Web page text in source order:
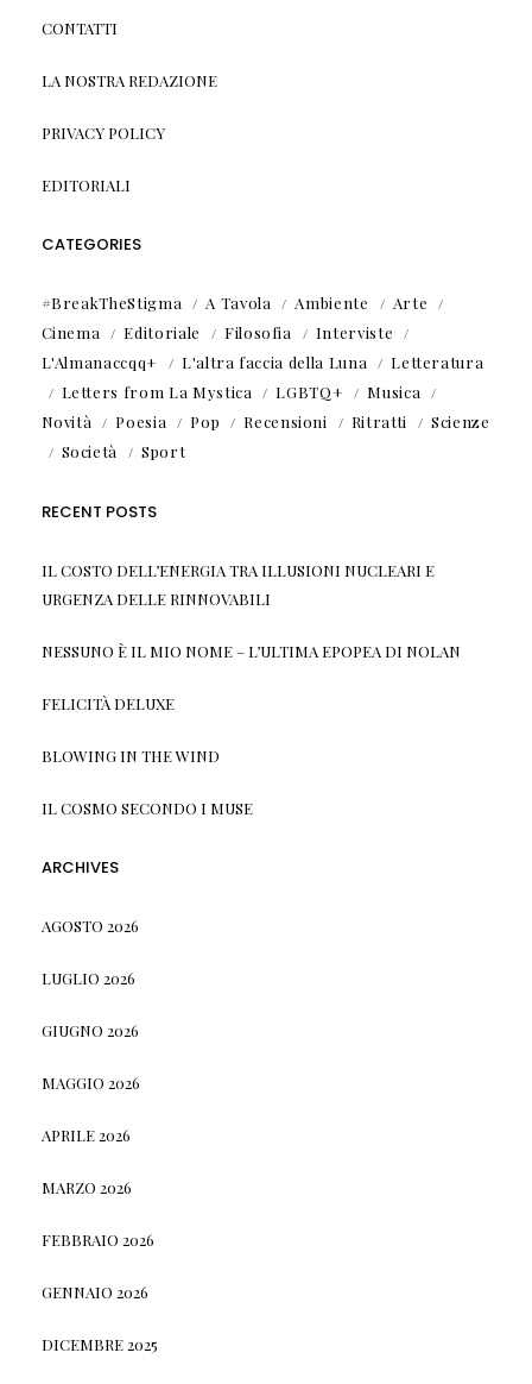
CONTATTI
LA NOSTRA REDAZIONE
PRIVACY POLICY
EDITORIALI
CATEGORIES
#BreakTheStigma A Tavola Ambiente
Arte
Cinema
Editoriale Filosofia
Interviste
L'Almanaccqq+
L'altra faccia della Luna
Letteratura
Letters from La Mystica
LGBTQ+
Musica
Novità
Poesia Pop Recensioni Ritratti
Scienze
Società
Sport
RECENT POSTS
IL COSTO DELL’ENERGIA TRA ILLUSIONI NUCLEARI E
URGENZA DELLE RINNOVABILI
NESSUNO È IL MIO NOME – L’ULTIMA EPOPEA DI NOLAN
FELICITÀ DELUXE
BLOWING IN THE WIND
IL COSMO SECONDO I MUSE
ARCHIVES
AGOSTO 2026
LUGLIO 2026
GIUGNO 2026
MAGGIO 2026
APRILE 2026
MARZO 2026
FEBBRAIO 2026
GENNAIO 2026
DICEMBRE 2025